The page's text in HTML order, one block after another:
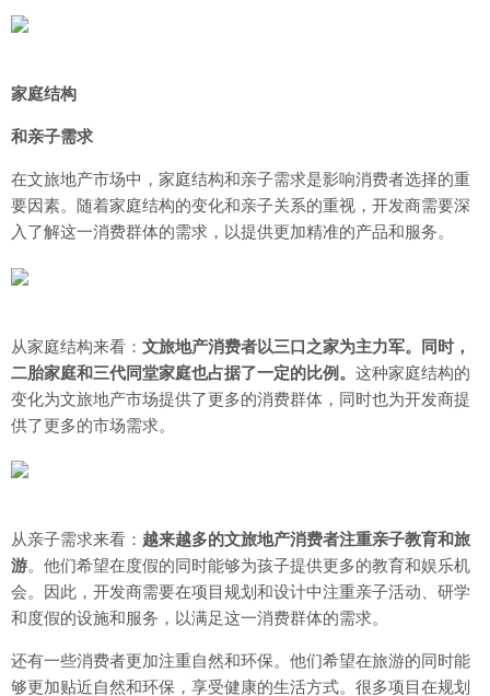
家庭结构
和亲子需求
在文旅地产市场中，家庭结构和亲子需求是影响消费者选择的重
要因素。随着家庭结构的变化和亲子关系的重视，开发商需要深
入了解这一消费群体的需求，以提供更加精准的产品和服务。
从家庭结构来看： 文旅地产消费者以三口之家为主力军。同时，
二胎家庭和三代同堂家庭也占据了一定的比例。 这种家庭结构的
变化为文旅地产市场提供了更多的消费群体，同时也为开发商提
供了更多的市场需求。
从亲子需求来看： 越来越多的文旅地产消费者注重亲子教育和旅
游。他们希望在度假的同时能够为孩子提供更多的教育和娱乐机
会。因此，开发商需要在项目规划和设计中注重亲子活动、研学
和度假的设施和服务，以满足这一消费群体的需求。
还有一些消费者更加注重自然和环保。他们希望在旅游的同时能
够更加贴近自然和环保，享受健康的生活方式。很多项目在规划